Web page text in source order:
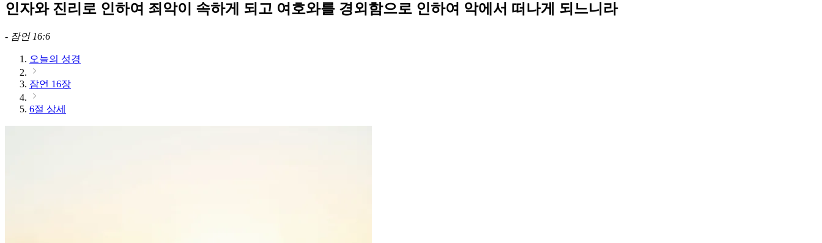
인자와 진리로 인하여 죄악이 속하게 되고 여호와를 경외함으로 인하여 악에서 떠나게 되느니라
- 잠언 16:6
오늘의 성경
잠언 16장
6절 상세